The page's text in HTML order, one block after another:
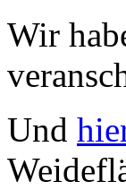
Wir
Und